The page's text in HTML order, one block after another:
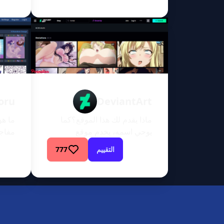
شاهد اي فيديو هنتاي يخطر على
وحمل أحدث أنميات ومانجا
هنتاي بدون أي قيود أو حجب.
نقدم لك مجموعة واسعة من
فيدويهات سكس هنتاي الجريئة
Deviant Art مجتمعًا فنيًا كبيرًا.
يرحب موقع Deviant Art بجميع
من جميع الخلفيات عندما تشير
التقييم 777